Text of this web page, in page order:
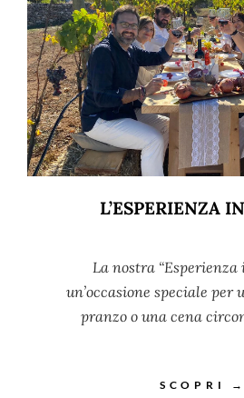
L’ESPERIENZA
La nostra “Esperienza
un’occasione speciale per
pranzo o una cena
SCOPRI →